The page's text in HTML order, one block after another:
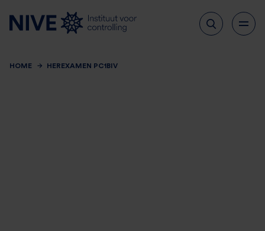
HOME HEREXAMEN PC1BIV